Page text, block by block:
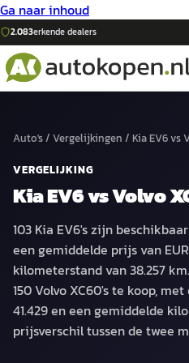
Ga naar inhoud
2.083erkende dealers
Auto's/ Vergelijkingen / Kia EV6vs
VERGELIJKING
Kia EV6vsVolvo
103 Kia EV6's zijn
een gemiddelde prijs van
kilometerstand van 38.257
150 Volvo XC60's te koop,
41.429 en een gemiddelde
prijsverschil tussen de twee